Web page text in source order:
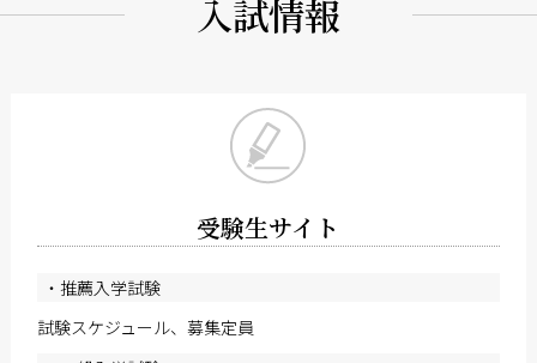
入試情報
受験生サイト
・推薦入学試験
試験スケジュール、募集定員